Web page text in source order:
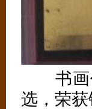
书画作
选，荣获